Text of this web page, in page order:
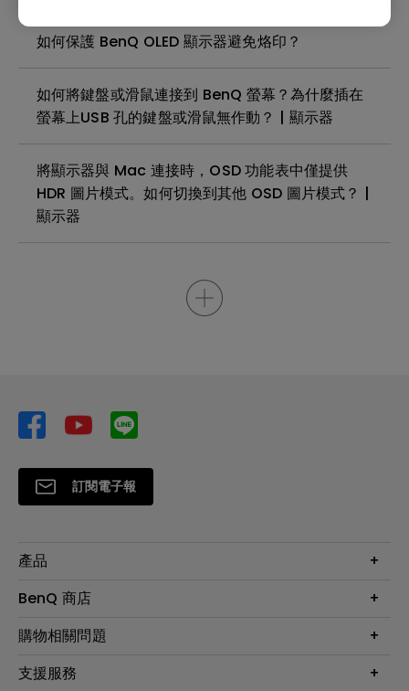
如何保護 BenQ OLED 顯示器避免烙印？
如何將鍵盤或滑鼠連接到 BenQ 螢幕？為什麼插在
螢幕上USB 孔的鍵盤或滑鼠無作動？ | 顯示器
將顯示器與 Mac 連接時，OSD 功能表中僅提供
HDR 圖片模式。如何切換到其他 OSD 圖片模式？ |
顯示器
訂閱電子報
產品
大型液晶
投影機
智慧照明
BenQ 商店
最新產品與活動
尋找銷售據點
購物相關問題
第一次購物就上手
支援服務